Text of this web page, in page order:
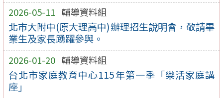
2026-05-11 輔導資料組
北市大附中(原大理高中)辦理招生說明會，敬請畢
業生及家長踴躍參與。
2026-01-20 輔導資料組
台北市家庭教育中心115年第一季「樂活家庭講
座」